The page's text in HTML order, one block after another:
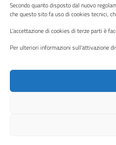
Secondo quanto disposto dal nuovo
che questo sito fa uso di cookies tecnici,
L'accettazione di cookies di terze parti è
Per ulteriori informazioni sull'attivazione